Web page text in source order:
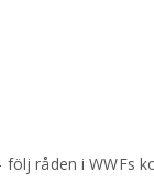
råden i WWFs